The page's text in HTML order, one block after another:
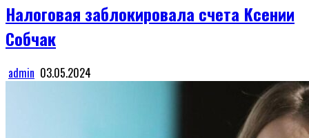
Налоговая заблокировала счета Ксении
Собчак
admin 03.05.2024